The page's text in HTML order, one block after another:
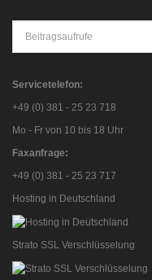
Beitragsaufrufe
Servicetelefon:
+49 (0) 381 - 25 23 718
Mo - Fr von 10 bis 18 Uhr
Faxanfrage:
+49 (0) 381 - 25 23 717
Hosting in Deutschland
Strato SSL Verschlüsselung